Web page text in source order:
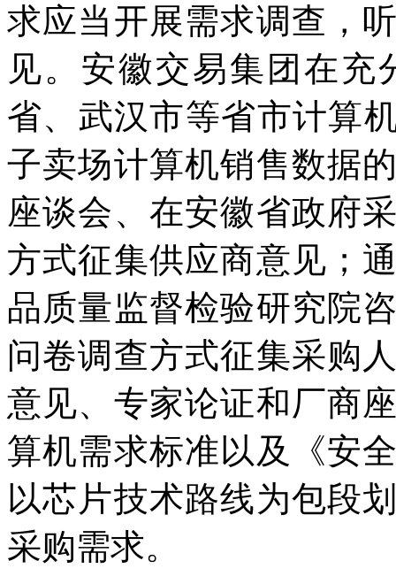
求应当开展需求调查，
见。安徽交易集团在
省、武汉市等省市计算
子卖场计算机销售数据
座谈会、在安徽省政府
方式征集供应商意见；
品质量监督检验研究院
问卷调查方式征集采购
意见、专家论证和厂商
算机需求标准以及《安
以芯片技术路线为包段
采购需求。